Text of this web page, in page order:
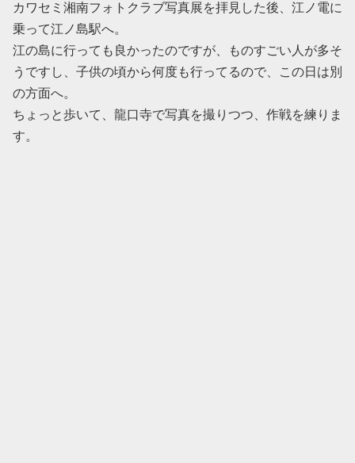
カワセミ湘南フォトクラブ写真展を拝見した後、江ノ電に
乗って江ノ島駅へ。
江の島に行っても良かったのですが、ものすごい人が多そ
うですし、子供の頃から何度も行ってるので、この日は別
の方面へ。
ちょっと歩いて、龍口寺で写真を撮りつつ、作戦を練りま
す。